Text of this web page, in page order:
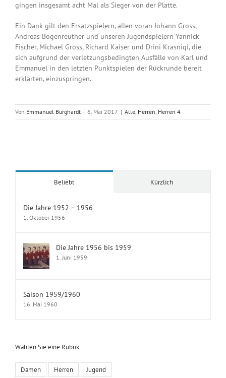
gingen insgesamt acht Mal als Sieger von der Platte.
Ein Dank gilt den Ersatzspielern, allen voran Johann Gross,
Andreas Bogenreuther und unseren Jugendspielern Yannick
Fischer, Michael Gross, Richard Kaiser und Drini Krasniqi, die
sich aufgrund der verletzungsbedingten Ausfälle von Karl und
Emmanuel in den letzten Punktspielen der Rückrunde bereit
erklärten, einzuspringen.
Von Emmanuel Burghardt | 6. Mai 2017 | Alle, Herren, Herren 4
Beliebt Kürzlich
Die Jahre 1952 – 1956
1. Oktober 1956
Die Jahre 1956 bis 1959
1. Juni 1959
Saison 1959/1960
16. Mai 1960
Wählen Sie eine Rubrik :
Damen Herren Jugend